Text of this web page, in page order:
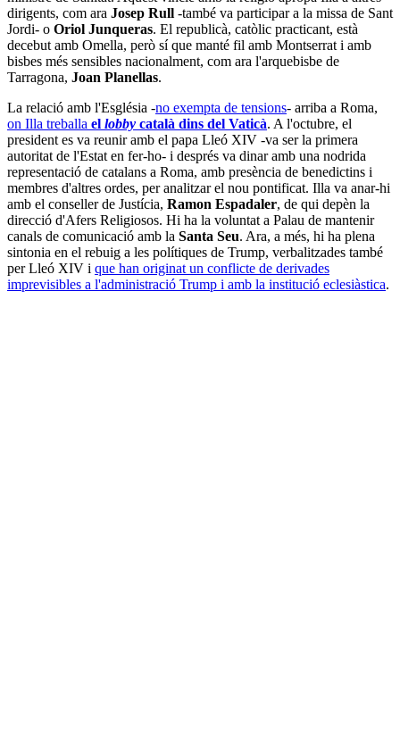
dirigents, com ara Josep Rull -també va participar a la missa de Sant
Jordi- o Oriol Junqueras. El republicà, catòlic practicant, està
decebut amb Omella, però sí que manté fil amb Montserrat i amb
bisbes més sensibles nacionalment, com ara l'arquebisbe de
Tarragona, Joan Planellas.
La relació amb l'Església -no exempta de tensions- arriba a Roma,
on Illa treballa el lobby català dins del Vaticà. A l'octubre, el
president es va reunir amb el papa Lleó XIV -va ser la primera
autoritat de l'Estat en fer-ho- i després va dinar amb una nodrida
representació de catalans a Roma, amb presència de benedictins i
membres d'altres ordes, per analitzar el nou pontificat. Illa va anar-hi
amb el conseller de Justícia, Ramon Espadaler, de qui depèn la
direcció d'Afers Religiosos. Hi ha la voluntat a Palau de mantenir
canals de comunicació amb la Santa Seu. Ara, a més, hi ha plena
sintonia en el rebuig a les polítiques de Trump, verbalitzades també
per Lleó XIV i que han originat un conflicte de derivades
imprevisibles a l'administració Trump i amb la institució eclesiàstica.